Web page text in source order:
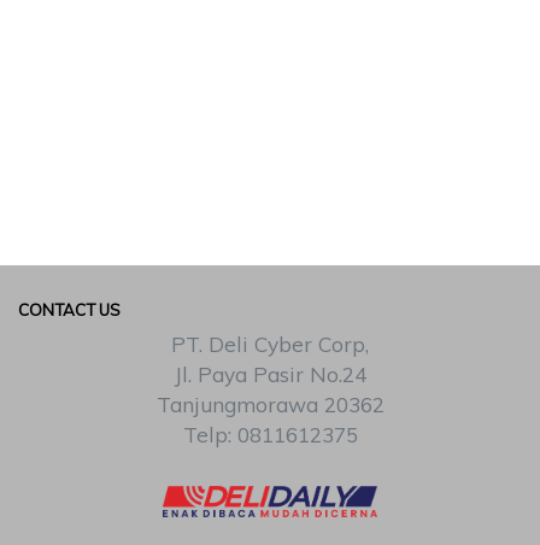
CONTACT US
PT. Deli Cyber Corp,
Jl. Paya Pasir No.24
Tanjungmorawa 20362
Telp: 0811612375